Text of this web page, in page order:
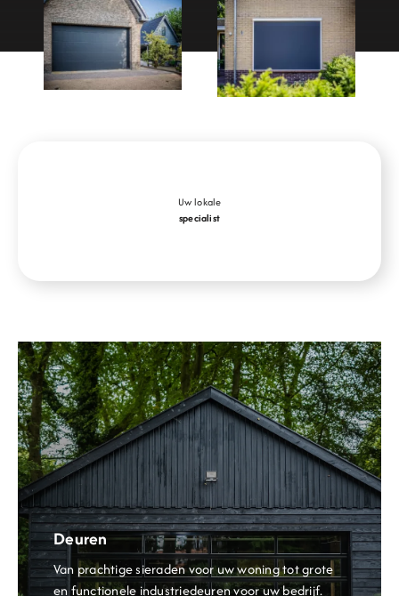
Uw lokale
specialist
Deuren
Van prachtige sieraden voor uw woning tot grote
en functionele industriedeuren voor uw bedrijf.